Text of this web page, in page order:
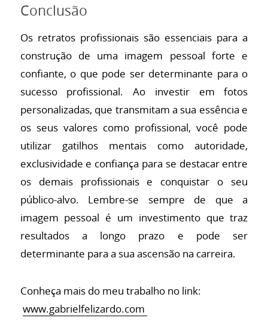
Conclusão
Os retratos profissionais são essenciais para a
construção de uma imagem pessoal forte e
confiante, o que pode ser determinante para o
sucesso profissional. Ao investir em fotos
personalizadas, que transmitam a sua essência e
os seus valores como profissional, você pode
utilizar gatilhos mentais como autoridade,
exclusividade e confiança para se destacar entre
os demais profissionais e conquistar o seu
público-alvo. Lembre-se sempre de que a
imagem pessoal é um investimento que traz
resultados a longo prazo e pode ser
determinante para a sua ascensão na carreira.
Conheça mais do meu trabalho no link:
www.gabrielfelizardo.com